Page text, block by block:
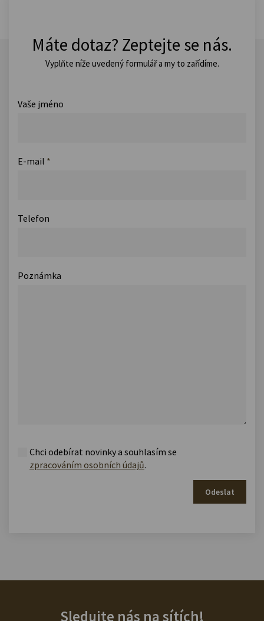
Máte dotaz? Zeptejte se nás.
Vyplňte níže uvedený formulář a my to zařídíme.
Vaše jméno
E-mail *
Telefon
Poznámka
Chci odebírat novinky a souhlasím se
zpracováním osobních údajů.
Odeslat
Sledujte nás na sítích!